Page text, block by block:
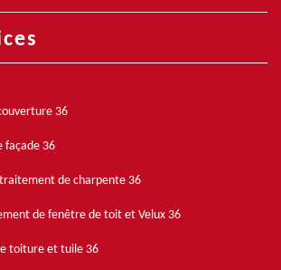
36
façade 36
de charpente 36
de fenêtre de toit et Velux 36
toiture et tuile 36